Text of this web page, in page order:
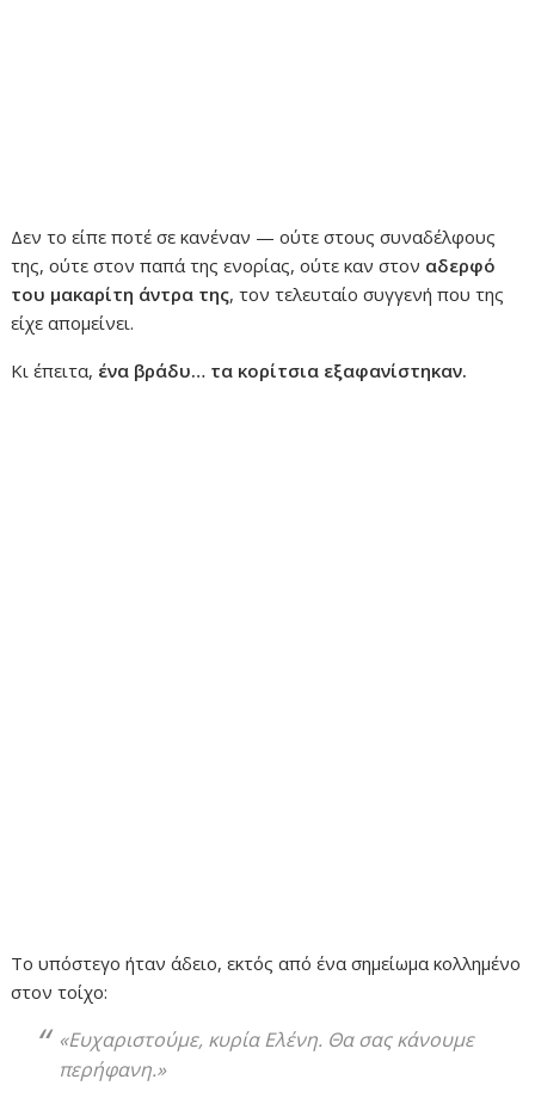
Δεν το είπε ποτέ σε κανέναν — ούτε στους συναδέλφους
της, ούτε στον παπά της ενορίας, ούτε καν στον αδερφό
του μακαρίτη άντρα της, τον τελευταίο συγγενή που της
είχε απομείνει.
Κι έπειτα, ένα βράδυ… τα κορίτσια εξαφανίστηκαν.
Το υπόστεγο ήταν άδειο, εκτός από ένα σημείωμα κολλημένο
στον τοίχο:
«Ευχαριστούμε, κυρία Ελένη. Θα σας κάνουμε
περήφανη.»